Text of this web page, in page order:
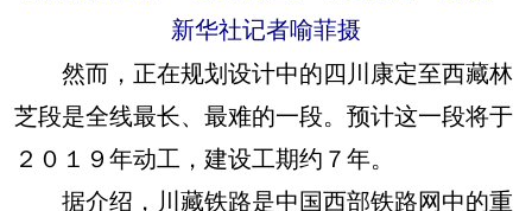
新华社记者喻菲摄
然而，正在规划设计中的四川康定至西藏林
芝段是全线最长、最难的一段。预计这一段将于
２０１９年动工，建设工期约７年。
据介绍，川藏铁路是中国西部铁路网中的重